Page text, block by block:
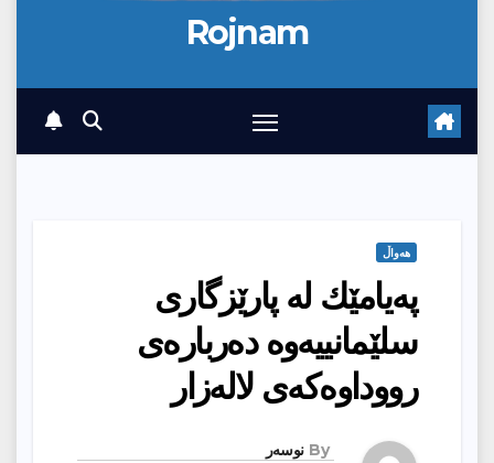
Rojnam
هەواڵ
په‌یامێك له‌ پارێزگاری‌
سلێمانییه‌وه‌ ده‌رباره‌ی‌
رووداوه‌كه‌ی‌ لاله‌زار
By نوسەر